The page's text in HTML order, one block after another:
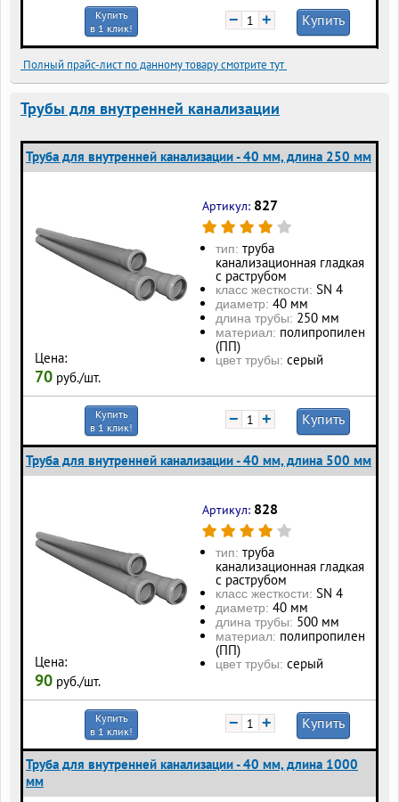
Купить
в 1 клик!
− + Купить
Полный прайс-лист по данному товару смотрите тут
Трубы для внутренней канализации
Труба для внутренней канализации - 40 мм, длина 250 мм
Цена:
70 руб./шт.
Артикул: 827
тип: труба
канализационная гладкая
с раструбом
класс жесткости: SN 4
диаметр: 40 мм
длина трубы: 250 мм
материал: полипропилен
(ПП)
цвет трубы: серый
Купить
в 1 клик!
− + Купить
Труба для внутренней канализации - 40 мм, длина 500 мм
Цена:
90 руб./шт.
Артикул: 828
тип: труба
канализационная гладкая
с раструбом
класс жесткости: SN 4
диаметр: 40 мм
длина трубы: 500 мм
материал: полипропилен
(ПП)
цвет трубы: серый
Купить
в 1 клик!
− + Купить
Труба для внутренней канализации - 40 мм, длина 1000
мм